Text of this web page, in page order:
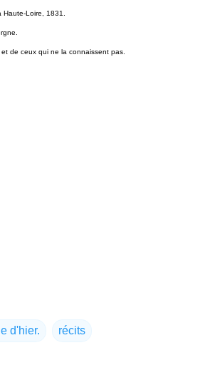
Loire, 1831.
ceux qui ne la connaissent pas.
d'hier. récits